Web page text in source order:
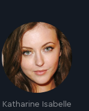
Katharine Isabelle